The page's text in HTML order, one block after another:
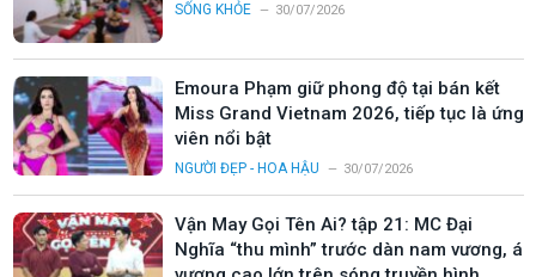
SỐNG KHỎE 30/07/2026
Emoura Phạm giữ phong độ tại bán kết
Miss Grand Vietnam 2026, tiếp tục là ứng
viên nổi bật
NGƯỜI ĐẸP - HOA HẬU 30/07/2026
Vận May Gọi Tên Ai? tập 21: MC Đại
Nghĩa “thu mình” trước dàn nam vương, á